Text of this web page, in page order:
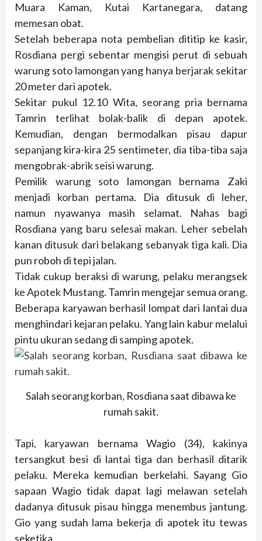
Muara Kaman, Kutai Kartanegara, datang
memesan obat.
Setelah beberapa nota pembelian dititip ke kasir,
Rosdiana pergi sebentar mengisi perut di sebuah
warung soto lamongan yang hanya berjarak sekitar
20 meter dari apotek.
Sekitar pukul 12.10 Wita, seorang pria bernama
Tamrin terlihat bolak-balik di depan apotek.
Kemudian, dengan bermodalkan pisau dapur
sepanjang kira-kira 25 sentimeter, dia tiba-tiba saja
mengobrak-abrik seisi warung.
Pemilik warung soto lamongan bernama Zaki
menjadi korban pertama. Dia ditusuk di leher,
namun nyawanya masih selamat. Nahas bagi
Rosdiana yang baru selesai makan. Leher sebelah
kanan ditusuk dari belakang sebanyak tiga kali. Dia
pun roboh di tepi jalan.
Tidak cukup beraksi di warung, pelaku merangsek
ke Apotek Mustang. Tamrin mengejar semua orang.
Beberapa karyawan berhasil lompat dari lantai dua
menghindari kejaran pelaku. Yang lain kabur melalui
pintu ukuran sedang di samping apotek.
Salah seorang korban, Rosdiana saat dibawa ke
rumah sakit.
Tapi, karyawan bernama Wagio (34), kakinya
tersangkut besi di lantai tiga dan berhasil ditarik
pelaku. Mereka kemudian berkelahi. Sayang Gio
sapaan Wagio tidak dapat lagi melawan setelah
dadanya ditusuk pisau hingga menembus jantung.
Gio yang sudah lama bekerja di apotek itu tewas
seketika.